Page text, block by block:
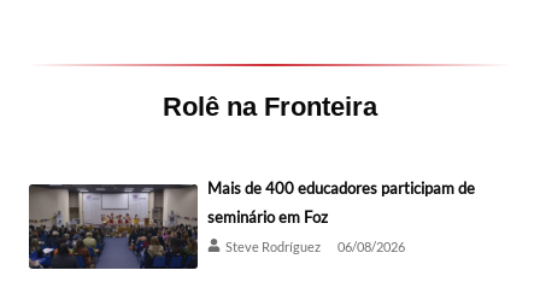
Rolê na Fronteira
Mais de 400 educadores participam de
seminário em Foz
Steve Rodríguez 06/08/2026